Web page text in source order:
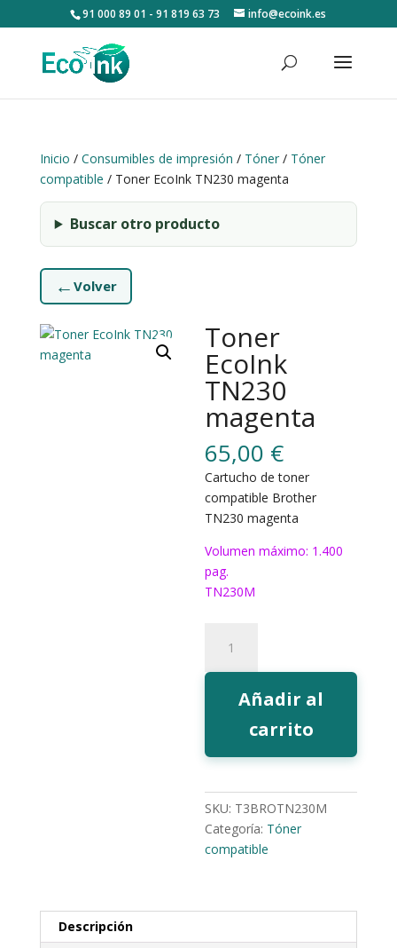
91 000 89 01 - 91 819 63 73 info@ecoink.es
Inicio / Consumibles de impresión / Tóner/ Tóner
compatible / Toner EcoInk TN230 magenta
Buscar otro producto
← Volver
Toner
EcoInk
TN230
magenta
65,00 €
Cartucho de toner
compatible Brother
TN230 magenta
Volumen máximo: 1.400
pag.
TN230M
EcoInk
TN230
magentaAñadir al
carrito
SKU: T3BROTN230M
Categoría: Tóner
compatible
Descripción